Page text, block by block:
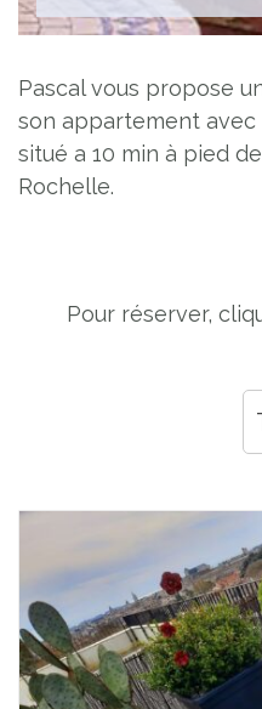
Pascal vous propose
son appartement
situé a 10 min à pied
Rochelle.
Pour réserver,